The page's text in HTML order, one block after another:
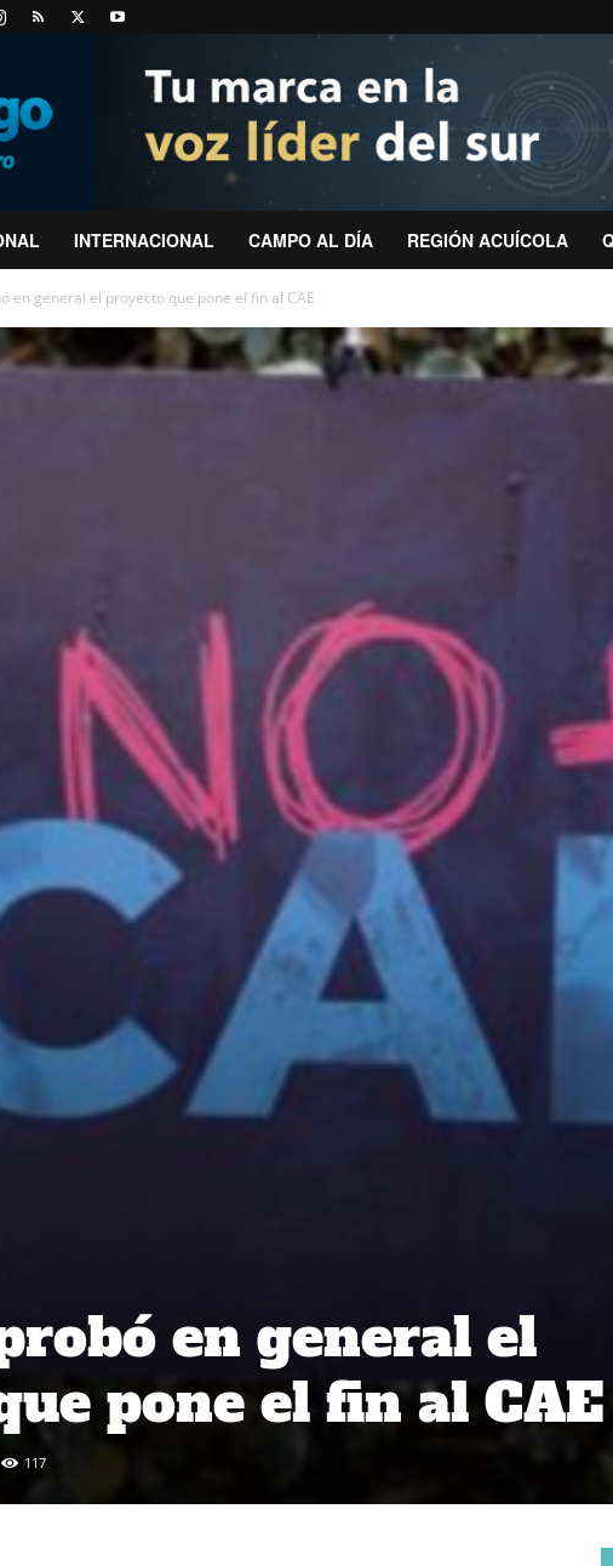
INTERNACIONAL CAMPO AL DÍA REGIÓN ACUÍCOLA
en general el proyecto que pone el fin al CAE
en general el
pone el fin al CAE
117